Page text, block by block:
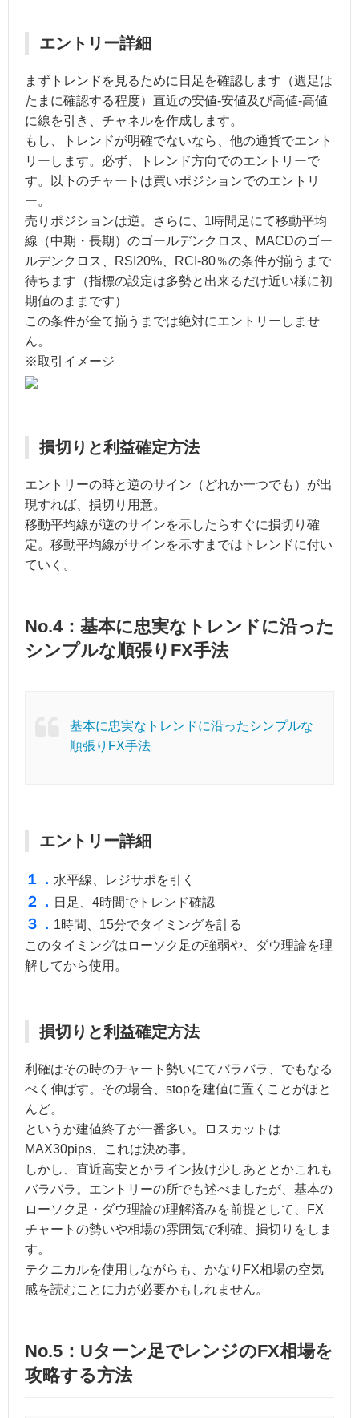
エントリー詳細
まずトレンドを見るために日足を確認します（週足は
たまに確認する程度）直近の安値-安値及び高値‐高値
に線を引き、チャネルを作成します。
もし、トレンドが明確でないなら、他の通貨でエント
リーします。必ず、トレンド方向でのエントリーで
す。以下のチャートは買いポジションでのエントリ
ー。
売りポジションは逆。さらに、1時間足にて移動平均
線（中期・長期）のゴールデンクロス、MACDのゴー
ルデンクロス、RSI20%、RCI-80％の条件が揃うまで
待ちます（指標の設定は多勢と出来るだけ近い様に初
期値のままです）
この条件が全て揃うまでは絶対にエントリーしませ
ん。
※取引イメージ
損切りと利益確定方法
エントリーの時と逆のサイン（どれか一つでも）が出
現すれば、損切り用意。
移動平均線が逆のサインを示したらすぐに損切り確
定。移動平均線がサインを示すまではトレンドに付い
ていく。
No.4：基本に忠実なトレンドに沿った
シンプルな順張りFX手法
基本に忠実なトレンドに沿ったシンプルな
順張りFX手法
エントリー詳細
１． 水平線、レジサポを引く
２． 日足、4時間でトレンド確認
３． 1時間、15分でタイミングを計る
このタイミングはローソク足の強弱や、ダウ理論を理
解してから使用。
損切りと利益確定方法
利確はその時のチャート勢いにてバラバラ、でもなる
べく伸ばす。その場合、stopを建値に置くことがほと
んど。
というか建値終了が一番多い。ロスカットは
MAX30pips、これは決め事。
しかし、直近高安とかライン抜け少しあととかこれも
バラバラ。エントリーの所でも述べましたが、基本の
ローソク足・ダウ理論の理解済みを前提として、FX
チャートの勢いや相場の雰囲気で利確、損切りをしま
す。
テクニカルを使用しながらも、かなりFX相場の空気
感を読むことに力が必要かもしれません。
No.5：Uターン足でレンジのFX相場を
攻略する方法